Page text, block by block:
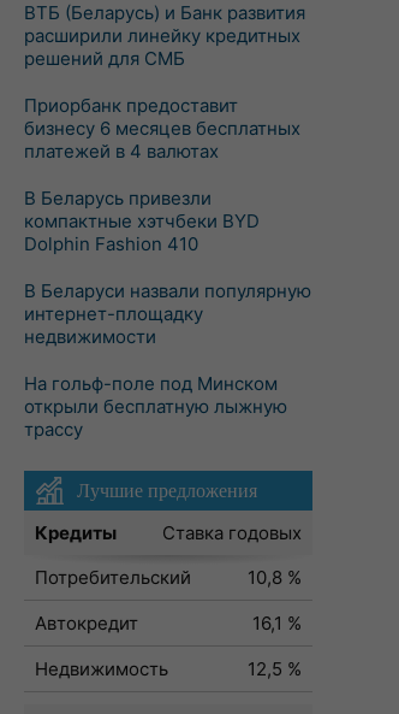
ВТБ (Беларусь) и Банк развития
расширили линейку кредитных
решений для СМБ
Приорбанк предоставит
бизнесу 6 месяцев бесплатных
платежей в 4 валютах
В Беларусь привезли
компактные хэтчбеки BYD
Dolphin Fashion 410
В Беларуси назвали популярную
интернет-площадку
недвижимости
На гольф-поле под Минском
открыли бесплатную лыжную
трассу
Лучшие предложения
Кредиты
Ставка годовых
Потребительский
10,8 %
Автокредит
16,1 %
Недвижимость
12,5 %